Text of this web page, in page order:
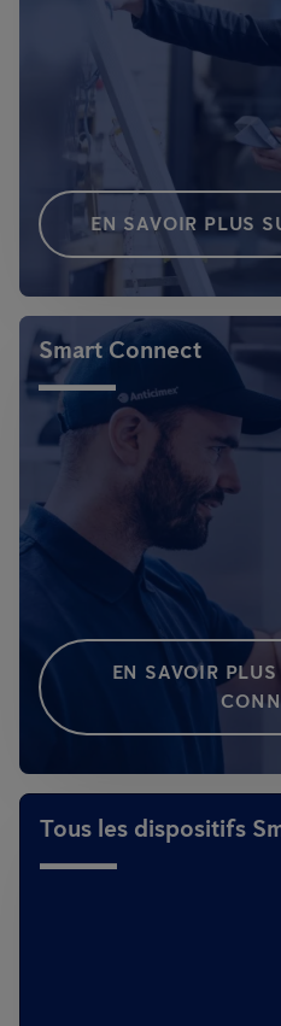
EN SAVOIR PLUS
Smart Connect
EN SAVOIR
Tous les dispositifs